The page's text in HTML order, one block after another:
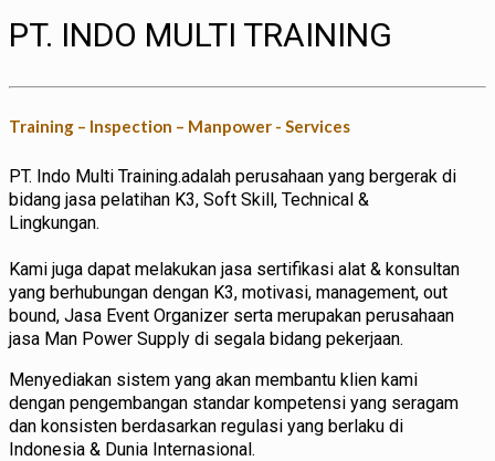
PT. INDO MULTI TRAINING
Training – Inspection – Manpower - Services
PT. Indo Multi Training.adalah perusahaan yang bergerak di
bidang jasa pelatihan K3, Soft Skill, Technical &
Lingkungan.
Kami juga dapat melakukan jasa sertifikasi alat & konsultan
yang berhubungan dengan K3, motivasi, management, out
bound, Jasa Event Organizer serta merupakan perusahaan
jasa Man Power Supply di segala bidang pekerjaan.
Menyediakan sistem yang akan membantu klien kami
dengan pengembangan standar kompetensi yang seragam
dan konsisten berdasarkan regulasi yang berlaku di
Indonesia & Dunia Internasional.